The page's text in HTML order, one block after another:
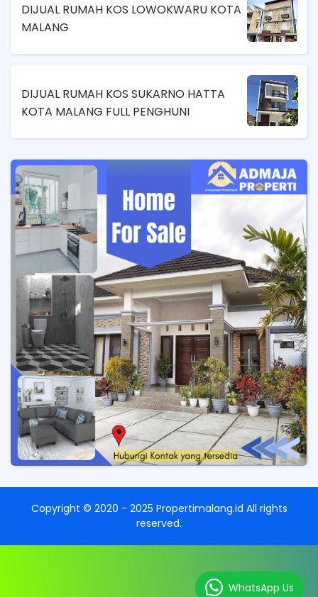
DIJUAL RUMAH KOS LOWOKWARU KOTA
MALANG
DIJUAL RUMAH KOS SUKARNO HATTA
KOTA MALANG FULL PENGHUNI
Copyright © 2020 - 2025 Propertimalang.id All rights
reserved.
WhatsApp Us